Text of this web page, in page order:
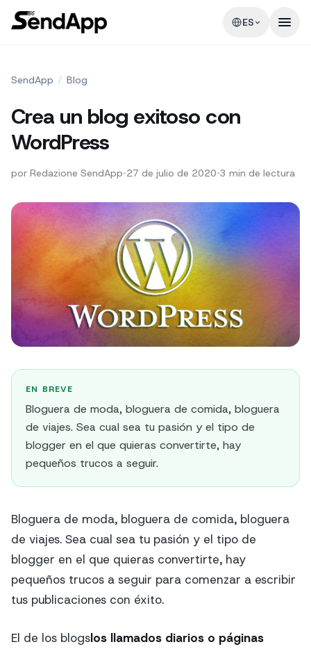
ES
SendApp / Blog
Crea un blog exitoso con
WordPress
por Redazione SendApp•27 de julio de 2020•3 min de lectura
EN BREVE
Bloguera de moda, bloguera de comida, bloguera
de viajes. Sea cual sea tu pasión y el tipo de
blogger en el que quieras convertirte, hay
pequeños trucos a seguir.
Bloguera de moda, bloguera de comida, bloguera
de viajes. Sea cual sea tu pasión y el tipo de
blogger en el que quieras convertirte, hay
pequeños trucos a seguir para comenzar a escribir
tus publicaciones con éxito.
El de los blogslos llamados diarios o páginas